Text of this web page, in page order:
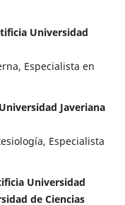
Universidad
Especialista en
Javeriana
Especialista
Universidad
de Ciencias